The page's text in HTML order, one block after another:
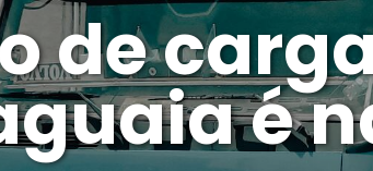
de
é